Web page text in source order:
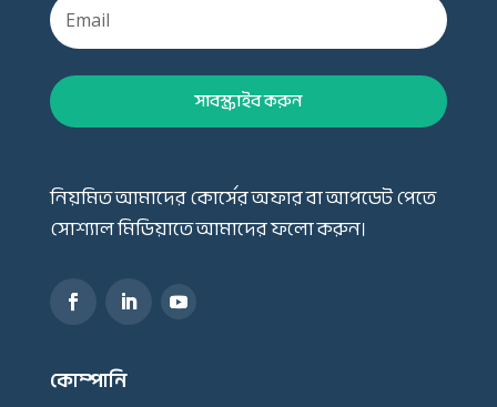
সাবস্ক্রাইব করুন
নিয়মিত আমাদের কোর্সের অফার বা আপডেট পেতে
সোশ্যাল মিডিয়াতে আমাদের ফলো করুন।
কোম্পানি